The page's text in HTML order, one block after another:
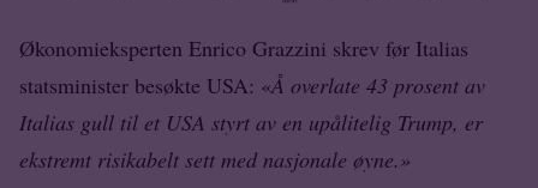
Økonomieksperten Enrico Grazzini skrev før Italias
statsminister besøkte USA: «Å overlate 43 prosent av
Italias gull til et USA styrt av en upålitelig Trump, er
ekstremt risikabelt sett med nasjonale øyne.»